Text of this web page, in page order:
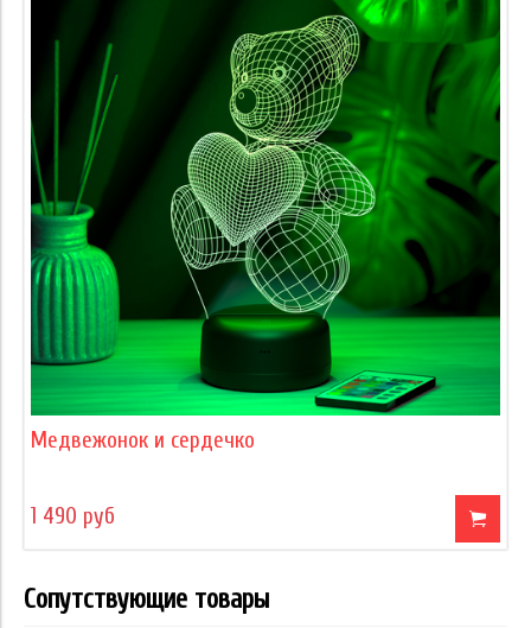
Медвежонок и сердечко
1 490 руб
Сопутствующие товары